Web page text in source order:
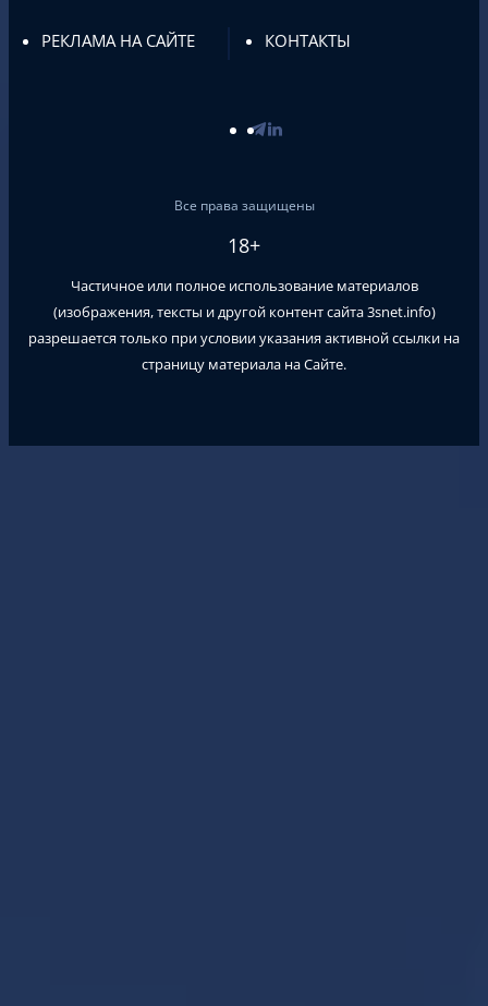
РЕКЛАМА НА САЙТЕ КОНТАКТЫ
Все права защищены
18+
Частичное или полное использование материалов
(изображения, тексты и другой контент сайта3snet.info)
разрешается только при условии указания активной ссылки на
страницу материала на Сайте.